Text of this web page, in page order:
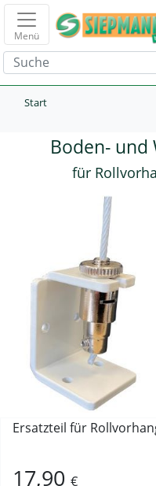
Menü
Start
Boden- und
für
Ersatzteil für
17,90 €